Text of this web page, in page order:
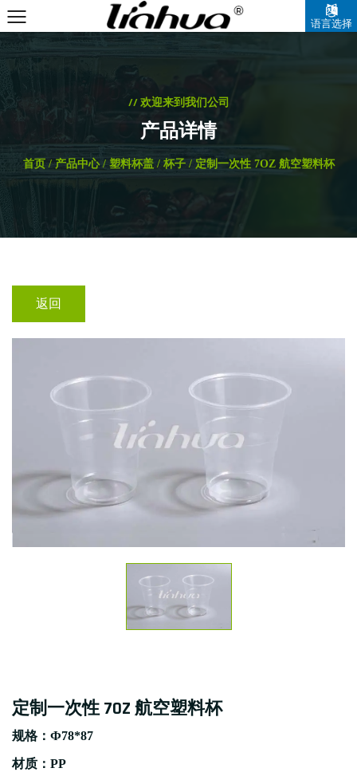
语言选择
// 欢迎来到我们公司
产品详情
首页/ 产品中心/ 塑料杯盖/ 杯子/ 定制一次性 7OZ 航空塑料杯
返回
定制一次性 7OZ 航空塑料杯
规格：Ф78*87
材质： PP